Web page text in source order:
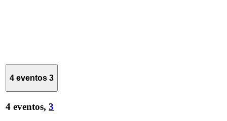
4 eventos 3
4 eventos, 3